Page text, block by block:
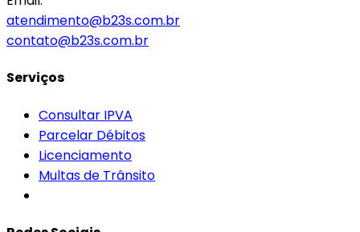
atendimento@b23s.com.br
contato@b23s.com.br
Serviços
Consultar IPVA
Parcelar Débitos
Licenciamento
Multas de Trânsito